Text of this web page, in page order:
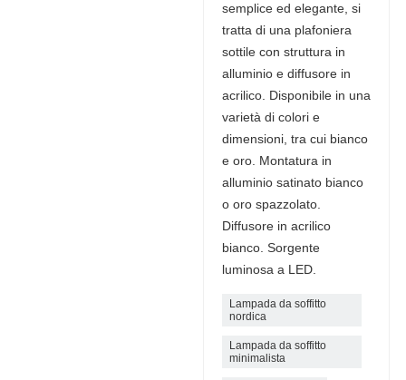
semplice ed elegante, si
tratta di una plafoniera
sottile con struttura in
alluminio e diffusore in
acrilico. Disponibile in una
varietà di colori e
dimensioni, tra cui bianco
e oro. Montatura in
alluminio satinato bianco
o oro spazzolato.
Diffusore in acrilico
bianco. Sorgente
luminosa a LED.
Lampada da soffitto
nordica
Lampada da soffitto
minimalista